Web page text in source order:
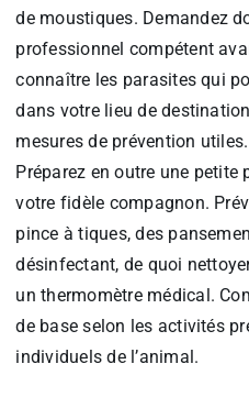
de moustiques. Demandez
professionnel compétent
connaître les parasites qui
dans votre lieu de
mesures de prévention utiles.
Préparez en outre une
votre fidèle compagnon.
pince à tiques, des
désinfectant, de quoi
un thermomètre médical.
de base selon les activités
individuels de l’animal.